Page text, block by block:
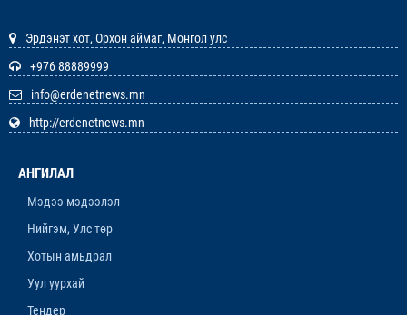
ЗАРЛАЛ
12-р сар. 19, 2025, 3:20 p.m.
Эрдэнэт хот, Орхон аймаг, Монгол улс
+976 88889999
info@erdenetnews.mn
http://erdenetnews.mn
АНГИЛАЛ
Мэдээ мэдээлэл
Нийгэм, Улс төр
Хотын амьдрал
Уул уурхай
Тендер